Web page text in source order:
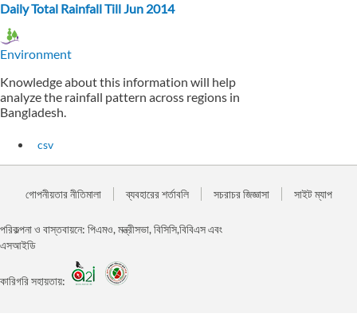
Daily Total Rainfall Till Jun 2014
Environment
Knowledge about this information will help
analyze the rainfall pattern across regions in
Bangladesh.
csv
গোপনীয়তার নীতিমালা ব্যবহারের শর্তাবলি সচরাচর জিজ্ঞাসা সাইট ম্যাপ
পরিকল্পনা ও বাস্তবায়নে: পিএমও, মন্ত্রীসভা, বিসিসি,বিবিএস এবং
এসআইডি
কারিগরি সহায়তায়: